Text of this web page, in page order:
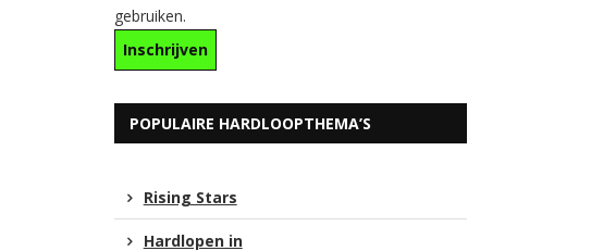
gebruiken.
POPULAIRE HARDLOOPTHEMA’S
Rising Stars
Hardlopen in